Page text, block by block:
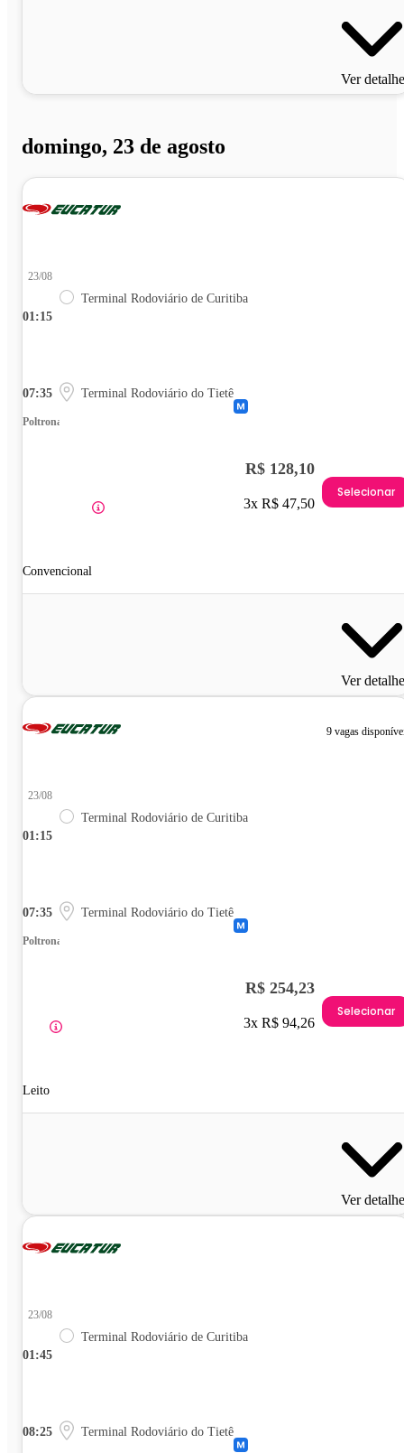
Ver
domingo, 23 de agosto
01:15
23/08
Terminal Rodoviário de Curitiba
07:35 Terminal Rodoviário do Tietê
Poltrona
Convencional
R$ 128,10
3x R$ 47,50
Selecionar
Ver
9 vagas
01:15
23/08
Terminal Rodoviário de Curitiba
07:35 Terminal Rodoviário do Tietê
Poltrona
Leito
R$ 254,23
3x R$ 94,26
Selecionar
Ver
01:45
23/08
Terminal Rodoviário de Curitiba
08:25 Terminal Rodoviário do Tietê